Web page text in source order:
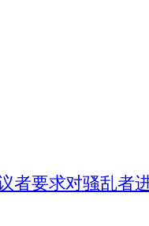
者要求对骚乱者